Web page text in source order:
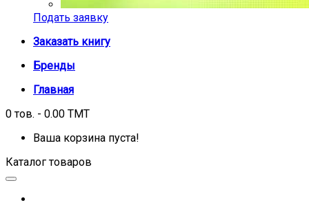
Подать заявку
Заказать книгу
Бренды
Главная
0 тов. - 0.00 TMT
Ваша корзина пуста!
Каталог товаров